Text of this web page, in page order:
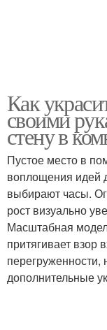
Как
своими
стену в
Пустое место в
воплощения идей
выбирают часы.
рост визуально
Масштабная
притягивает взор
перегруженности,
дополнительные